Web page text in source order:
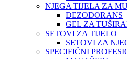
NJEGA TIJELA ZA
DEZODORANS
GEL ZA
SETOVI ZA TIJELO
SETOVI ZA
SPECIFIČNI